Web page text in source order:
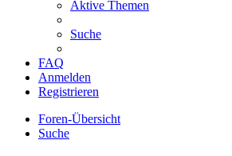
Aktive Themen
Suche
FAQ
Anmelden
Registrieren
Foren-Übersicht
Suche